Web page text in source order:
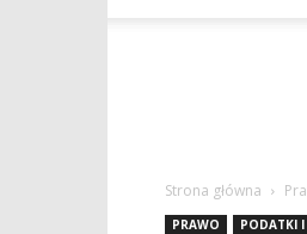
Strona główna
PRAWO PODATKI I